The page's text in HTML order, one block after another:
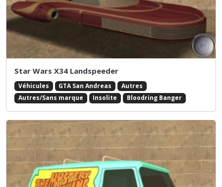
Star Wars X34 Landspeeder
Véhicules GTA San Andreas
Autres
Autres/Sans marque
Insolite Bloodring Banger